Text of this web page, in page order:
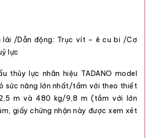
lái /Dẫn động: Trục vít – ê cu bi /Cơ
lực
thủy lực nhãn hiệu TADANO model
sức nâng lớn nhất/tầm với theo thiết
m và 480 kg/9,8 m (tầm với lớn
giấy chứng nhận này được xem xét